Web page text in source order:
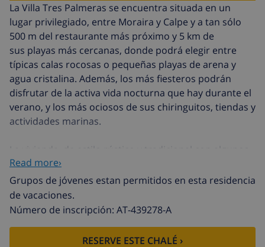
La Villa Tres Palmeras se encuentra situada en un
lugar privilegiado, entre Moraira y Calpe y a tan sólo
500 m del restaurante más próximo y 5 km de
sus playas más cercanas, donde podrá elegir entre
típicas calas rocosas o pequeñas playas de arena y
agua cristalina. Además, los más fiesteros podrán
disfrutar de la activa vida nocturna que hay durante el
verano, y los más ociosos de sus chiringuitos, tiendas y
actividades marinas.
La vivienda, de estilo rústico y tradicional con algunos
muebles antiguos de gran valor, está distribuida en
dos plantas. Se accede desde la planta baja y al entrar
encontrarán un comedor, un salón con chimenea, un
baño y una cocina americana. En la planta alta hay dos
dormitorios, uno de ellos ensuite y el otro amplio
dormitorio, con un gran sillón en la misma habitación,
Read more›
Grupos de jóvenes estan permitidos en esta residencia
de vacaciones.
Número de inscripción: AT-439278-A
RESERVE ESTE CHALÉ ›